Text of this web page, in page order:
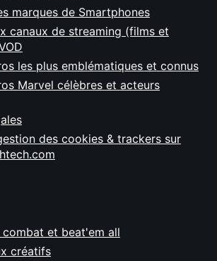
marques de Smartphones
canaux de streaming (films et
les plus emblématiques et connus
Marvel célèbres et acteurs
des cookies & trackers sur
et beat'em all
créatifs